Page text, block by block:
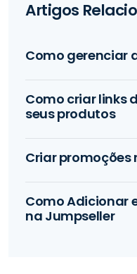
Artigos
Como gerenciar
Como criar links
seus produtos
Criar promoções
Como Adicionar
na Jumpseller